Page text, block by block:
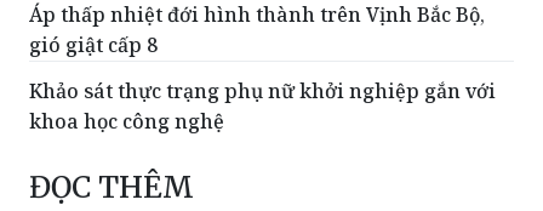
Áp thấp nhiệt đới hình thành trên Vịnh Bắc Bộ,
gió giật cấp 8
Khảo sát thực trạng phụ nữ khởi nghiệp gắn với
khoa học công nghệ
ĐỌC THÊM